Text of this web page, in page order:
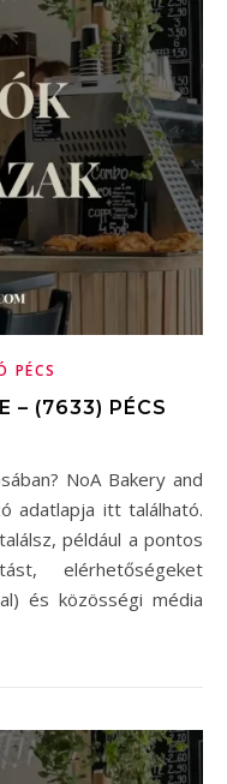
PÉCS
– (7633) PÉCS
adatlapja itt található.
például a pontos
elérhetőségeket
és közösségi média